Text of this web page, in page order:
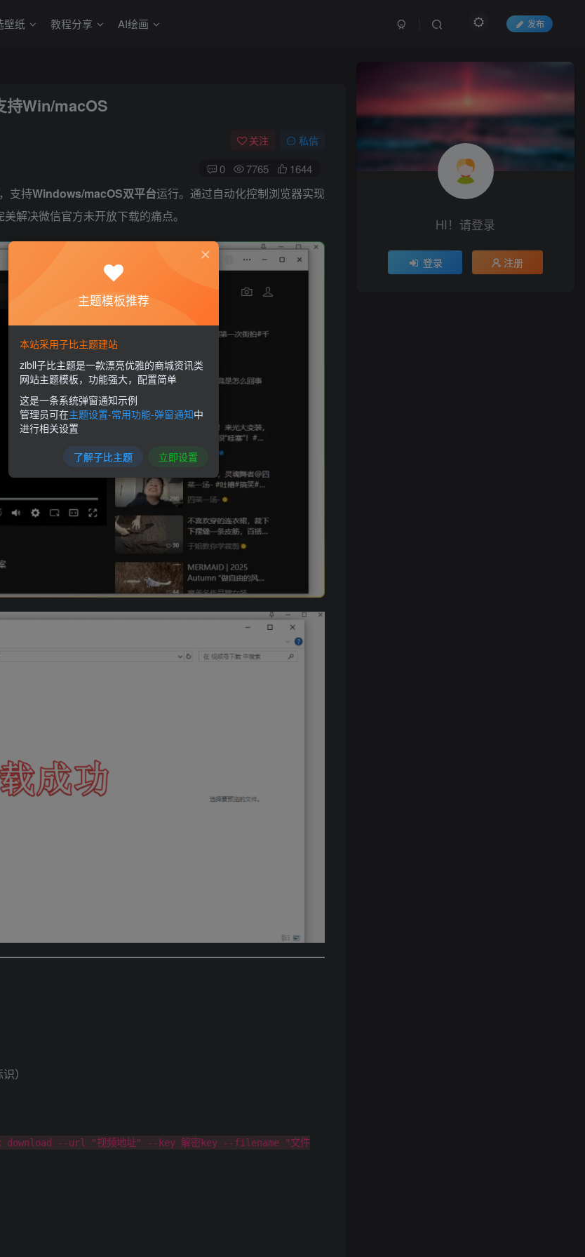
壁纸 教程分享 AI绘画 发布
持Win/macOS
关注 私信
0 7765 1644
支持Windows/macOS双平台运行。通过自动化控制浏览器实现
解决微信官方未开放下载的痛点。
）
download --url "视频地址" --key 解密key --filename "文件
HI！请登录
登录 注册
主题模板推荐
本站采用子比主题建站
zibll子比主题是一款漂亮优雅的商城资讯类
网站主题模板，功能强大，配置简单
这是一条系统弹窗通知示例
管理员可在主题设置-常用功能-弹窗通知中
进行相关设置
了解子比主题 立即设置